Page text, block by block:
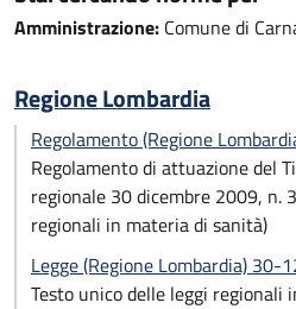
Amministrazione: Comune di
Regione Lombardia
Regolamento (Regione
Regolamento di attuazione del
regionale 30 dicembre 2009, n.
regionali in materia di sanità)
Legge (Regione Lombardia) 30-
Testo unico delle leggi regionali